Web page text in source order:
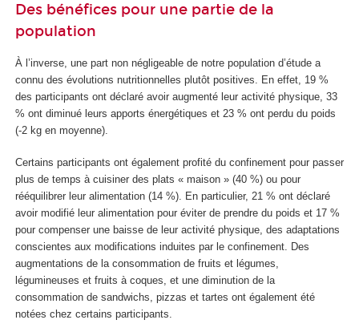
Des bénéfices pour une partie de la
population
À l’inverse, une part non négligeable de notre population d’étude a
connu des évolutions nutritionnelles plutôt positives. En effet, 19 %
des participants ont déclaré avoir augmenté leur activité physique, 33
% ont diminué leurs apports énergétiques et 23 % ont perdu du poids
(-2 kg en moyenne).
Certains participants ont également profité du confinement pour passer
plus de temps à cuisiner des plats « maison » (40 %) ou pour
rééquilibrer leur alimentation (14 %). En particulier, 21 % ont déclaré
avoir modifié leur alimentation pour éviter de prendre du poids et 17 %
pour compenser une baisse de leur activité physique, des adaptations
conscientes aux modifications induites par le confinement. Des
augmentations de la consommation de fruits et légumes,
légumineuses et fruits à coques, et une diminution de la
consommation de sandwichs, pizzas et tartes ont également été
notées chez certains participants.